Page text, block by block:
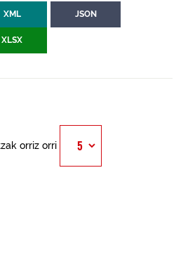
XML JSON
XLSX
orriz orri